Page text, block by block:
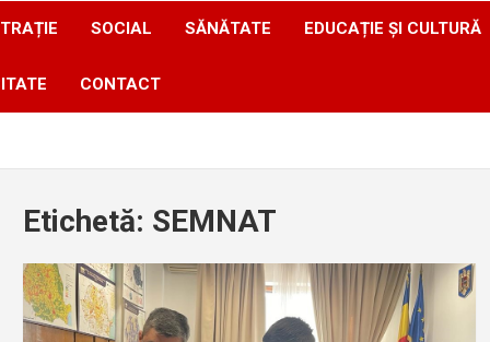
SOCIAL SĂNĂTATE EDUCAȚIE ȘI CULTURĂ
CONTACT
Etichetă: SEMNAT